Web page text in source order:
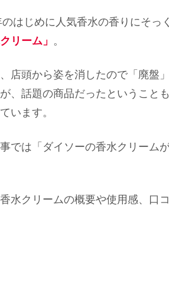
のはじめに人気香水の香りにそっ
クリーム 」 。
店頭から姿を消したので「廃盤
、話題の商品だったということ
います。
では「ダイソーの香水クリーム
水クリームの概要や使用感、口